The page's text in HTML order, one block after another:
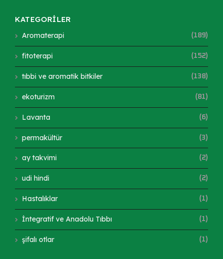
KATEGORİLER
Aromaterapi (189)
fitoterapi (152)
tıbbi ve aromatik bitkiler (138)
ekoturizm (81)
Lavanta (6)
permakültür (3)
ay takvimi (2)
udi hindi (2)
Hastalıklar (1)
İntegratif ve Anadolu Tıbbı (1)
şifalı otlar (1)